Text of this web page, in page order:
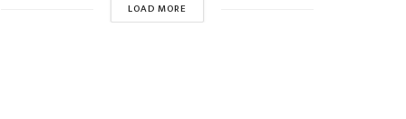
LOAD MORE